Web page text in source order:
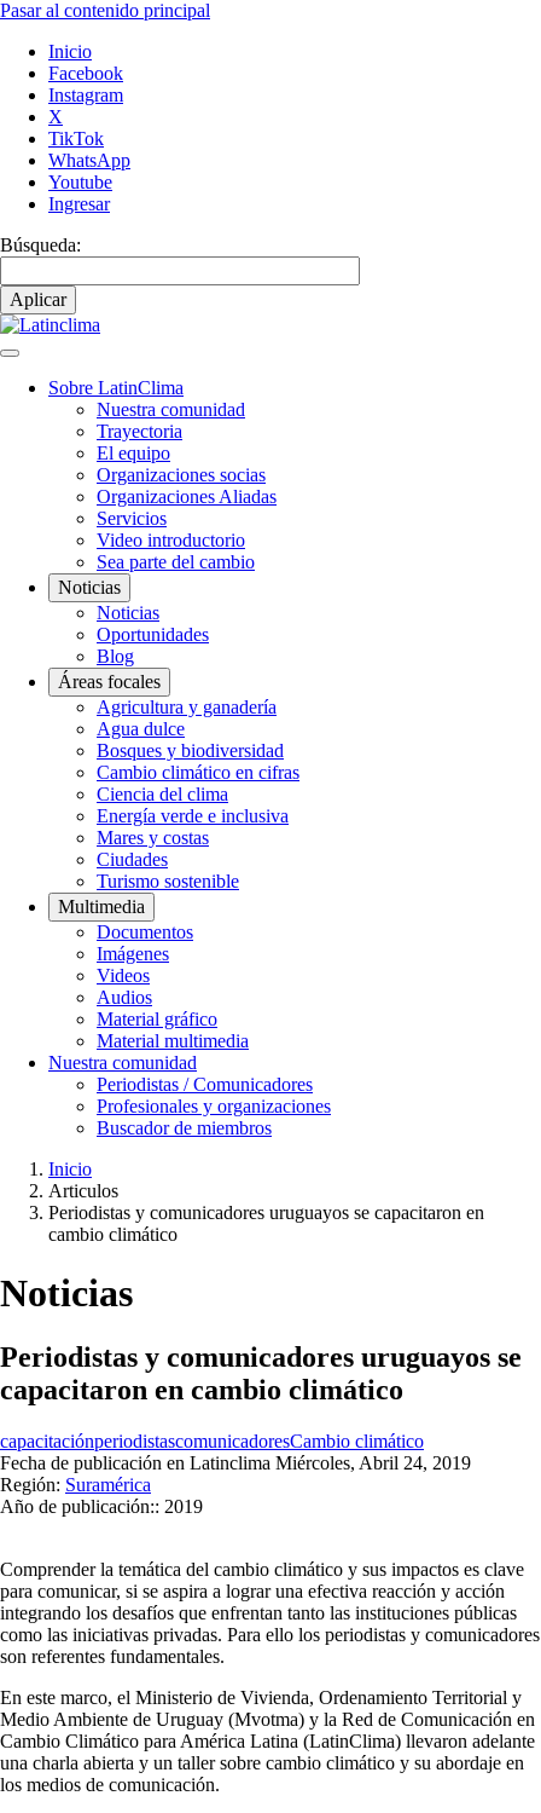
Pasar al contenido principal
Inicio
Facebook
Instagram
X
TikTok
WhatsApp
Youtube
Ingresar
Búsqueda:
Navegación
Sobre LatinClima
Nuestra comunidad
Trayectoria
El equipo
Organizaciones socias
Organizaciones Aliadas
Servicios
Video introductorio
Sea parte del cambio
Noticias
Noticias
Oportunidades
Blog
Áreas focales
Agricultura y ganadería
Agua dulce
Bosques y biodiversidad
Cambio climático en cifras
Ciencia del clima
Energía verde e inclusiva
Mares y costas
Ciudades
Turismo sostenible
Multimedia
Documentos
Imágenes
Videos
Audios
Material gráfico
Material multimedia
Nuestra comunidad
Periodistas / Comunicadores
Profesionales y organizaciones
Buscador de miembros
Ruta
Inicio
Articulos
Periodistas y comunicadores uruguayos se capacitaron en
cambio climático
Noticias
Periodistas y comunicadores uruguayos se
capacitaron en cambio climático
capacitaciónperiodistascomunicadoresCambio climático
Fecha de publicación en Latinclima Miércoles, Abril 24, 2019
Región: Suramérica
Año de publicación:: 2019
Comprender la temática del cambio climático y sus impactos es clave
para comunicar, si se aspira a lograr una efectiva reacción y acción
integrando los desafíos que enfrentan tanto las instituciones públicas
como las iniciativas privadas. Para ello los periodistas y comunicadores
son referentes fundamentales.
En este marco, el Ministerio de Vivienda, Ordenamiento Territorial y
Medio Ambiente de Uruguay (Mvotma) y la Red de Comunicación en
Cambio Climático para América Latina (LatinClima) llevaron adelante
una charla abierta y un taller sobre cambio climático y su abordaje en
los medios de comunicación.